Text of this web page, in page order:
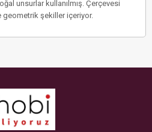
unsurlar kullanılmış. Çerçevesi
şekiller içeriyor.